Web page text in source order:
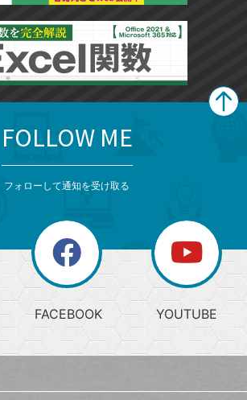
FOLLOW ME
フォローして通知を受け取る
FACEBOOK YOUTUBE